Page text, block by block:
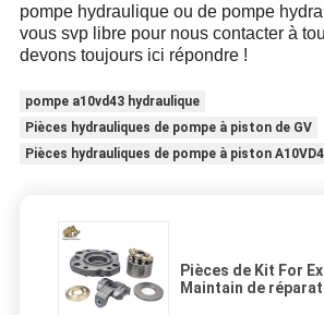
pompe hydraulique ou de pompe
vous svp libre pour nous contacter à
devons toujours ici répondre !
pompe a10vd43 hydraulique
Pièces hydrauliques de pompe à piston de GV
Pièces hydrauliques de pompe à piston
Pièces de Kit For
Maintain de